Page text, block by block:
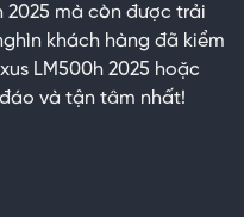
2025 mà còn được trải
khách hàng đã kiểm
LM500h 2025 hoặc
và tận tâm nhất!